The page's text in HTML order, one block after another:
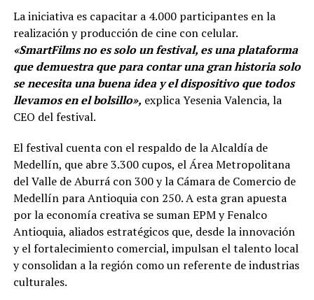
La iniciativa es capacitar a 4.000 participantes en la
realización y producción de cine con celular.
«SmartFilms no es solo un festival, es una plataforma
que demuestra que para contar una gran historia solo
se necesita una buena idea y el dispositivo que todos
llevamos en el bolsillo», explica Yesenia Valencia, la
CEO del festival.
El festival cuenta con el respaldo de la Alcaldía de
Medellín, que abre 3.300 cupos, el Área Metropolitana
del Valle de Aburrá con 300 y la Cámara de Comercio de
Medellín para Antioquia con 250. A esta gran apuesta
por la economía creativa se suman EPM y Fenalco
Antioquia, aliados estratégicos que, desde la innovación
y el fortalecimiento comercial, impulsan el talento local
y consolidan a la región como un referente de industrias
culturales.